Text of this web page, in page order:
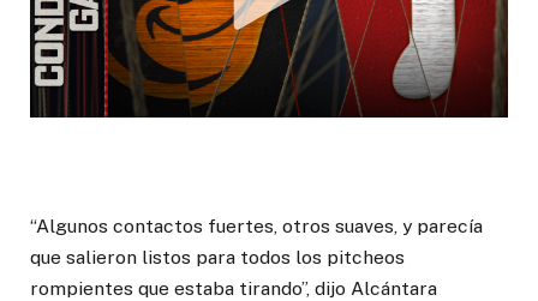
“Algunos contactos fuertes, otros suaves, y parecía
que salieron listos para todos los pitcheos
rompientes que estaba tirando”, dijo Alcántara